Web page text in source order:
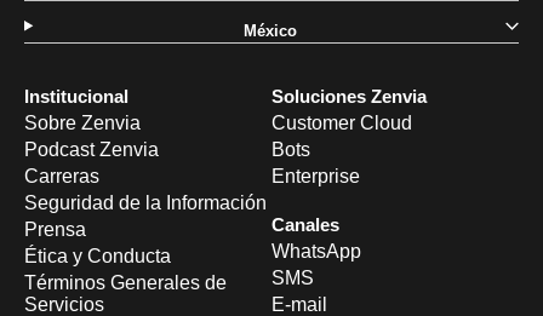
Institucional
Sobre Zenvia
Podcast Zenvia
Carreras
Seguridad de la Información
Prensa
Ética y Conducta
Términos Generales de
Servicios
Soluciones Zenvia
Customer Cloud
Bots
Enterprise
Canales
WhatsApp
SMS
E-mail
México